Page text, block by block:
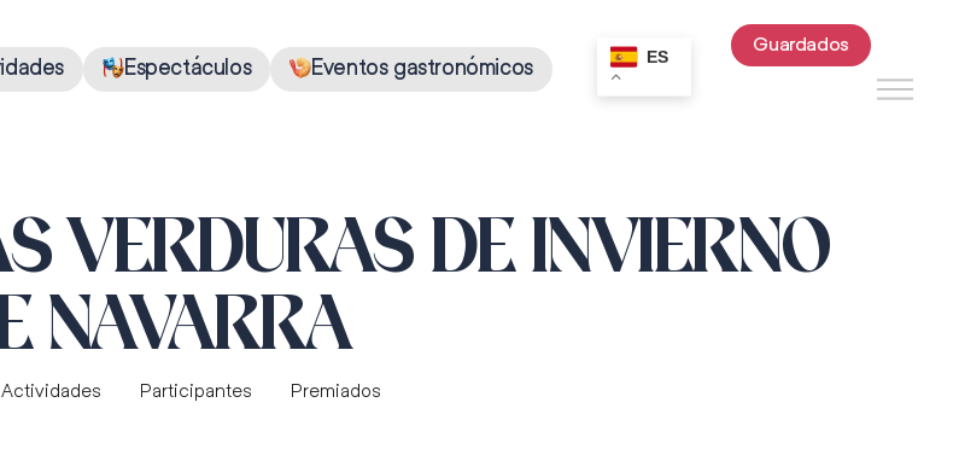
Espectáculos Eventos gastronómicos ES
Guardados
VERDURAS DE INVIERNO
NAVARRA
Actividades Participantes Premiados